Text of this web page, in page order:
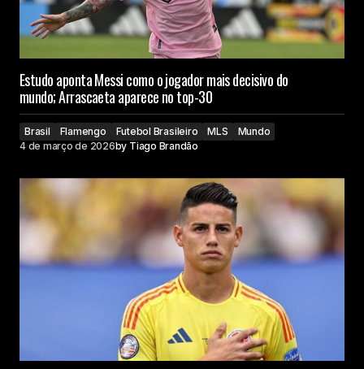
Estudo aponta Messi como o jogador mais decisivo do
mundo; Arrascaeta aparece no top-30
Brasil Flamengo Futebol Brasileiro MLS
Mundo
4 de março de 2026by Tiago Brandão